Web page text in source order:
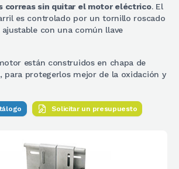
correas sin quitar el motor eléctrico. El
es controlado por un tornillo roscado
con una común llave
están construidos en chapa de
para protegerlos mejor de la oxidación y
Solicitar un presupuesto